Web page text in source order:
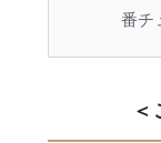
番チ
＜